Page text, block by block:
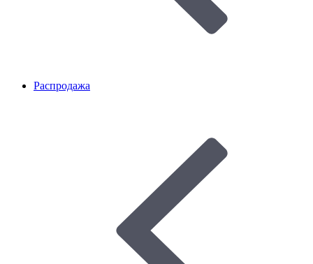
Распродажа